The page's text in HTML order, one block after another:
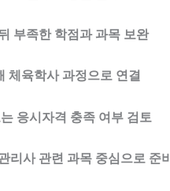
부족한 학점과 과목 보완
체육학사 과정으로 연결
응시자격 충족 여부 검토
리사 관련 과목 중심으로 준비